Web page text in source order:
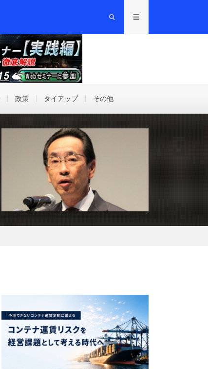
政策 タイアップ その他